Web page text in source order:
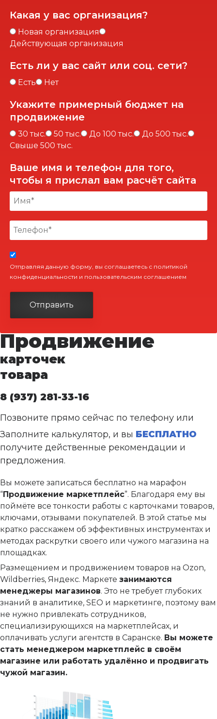
Какая у вас организация?
Новая организация
Действующая организация
Есть ли у вас сайт или соц. сети?
Есть Нет
Укажите примерный бюджет на
продвижение
30 тыс. 50 тыс. До 100 тыс.
До 500 тыс.
Свыше 500 тыс.
Ваше имя и телефон для того,
чтобы я прислал вам расчёт сайта
Отправляя данную форму, вы соглашаетесь с политикой
конфиденциальности и пользовательским соглашением
Отправить
Продвижение
карточек
товара
8 (937) 281-33-16
Позвоните прямо сейчас по телефону или
Заполните калькулятор, и вы БЕСПЛАТНО
получите действенные рекомендации и
предложения.
Вы можете записаться бесплатно на марафон
“Продвижение маркетплейс”. Благодаря ему вы
поймёте все тонкости работы с карточками товаров,
ключами, отзывами покупателей. В этой статье мы
кратко расскажем об эффективных инструментах и
методах раскрутки своего или чужого магазина на
площадках.
Размещением и продвижением товаров на Ozon,
Wildberries, Яндекс. Маркете занимаются
менеджеры магазинов. Это не требует глубоких
знаний в аналитике, SEO и маркетинге, поэтому вам
не нужно привлекать сотрудников,
специализирующихся на маркетплейсах, и
оплачивать услуги агентств в Саранске. Вы можете
стать менеджером маркетплейс в своём
магазине или работать удалённо и продвигать
чужой магазин.